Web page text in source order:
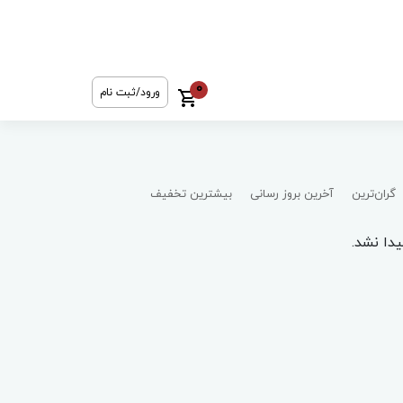
0 ورود/ثبت نام
گران‌ترین آخرین بروز رسانی بیشترین تخفیف
نشد.